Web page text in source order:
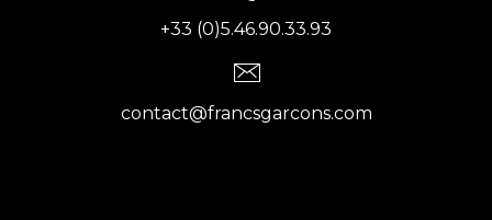
+33 (0)5.46.90.33.93
contact@francsgarcons.com